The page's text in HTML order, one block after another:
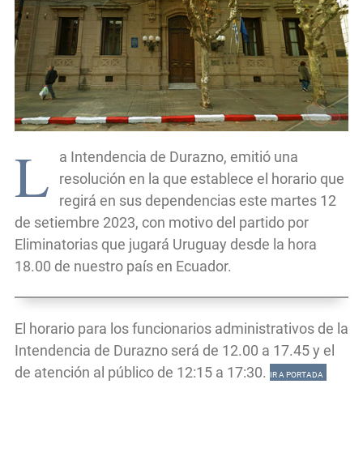
L
a Intendencia de Durazno, emitió una
resolución en la que establece el horario que
regirá en sus dependencias este martes 12
de setiembre 2023, con motivo del partido por
Eliminatorias que jugará Uruguay desde la hora
18.00 de nuestro país en Ecuador.
El horario para los funcionarios administrativos de la
Intendencia de Durazno será de 12.00 a 17.45 y el
de atención al público de 12:15 a 17:30.
IR A PORTADA